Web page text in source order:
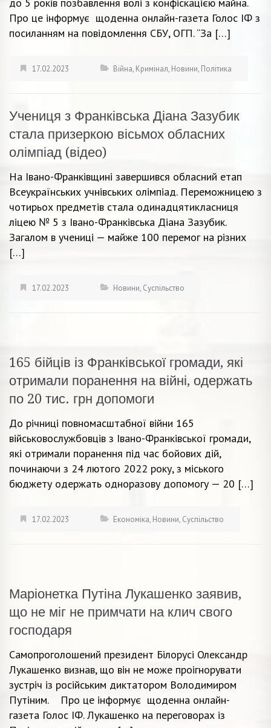
Про це інформує щоденна онлайн-газета Голос ІФ з
посиланням на повідомлення СБУ, ОГП. “За […]
17.02.2023 Війна, Кримінал, Новини, Політика
Учениця з Франківська Діана Зазубик
стала призеркою вісьмох обласних
олімпіад (відео)
На Івано-Франківщині завершився обласний етап
Всеукраїнських учнівських олімпіад. Переможницею з
чотирьох предметів стала одинадцятикласниця
ліцею № 5 з Івано-Франківська Діана Зазубик.
Загалом в учениці — майже 100 перемог на різних
[…]
17.02.2023 Новини, Суспільство
165 бійців із Франківської громади, які
отримали поранення на війні, одержать
по 20 тис. грн допомоги
До річниці повномасштабної війни 165
військовослужбовців з Івано-Франківської громади,
які отримали поранення під час бойових дій,
починаючи з 24 лютого 2022 року, з міського
бюджету одержать одноразову допомогу — 20 […]
17.02.2023 Економіка, Новини, Суспільство
Маріонетка Путіна Лукашенко заявив,
що не міг не примчати на клич свого
господаря
Самопроголошений президент Білорусі Олександр
Лукашенко визнав, що він не може проігнорувати
зустріч із російським диктатором Володимиром
Путіним. Про це інформує щоденна онлайн-
газета Голос ІФ. Лукашенко на переговорах із